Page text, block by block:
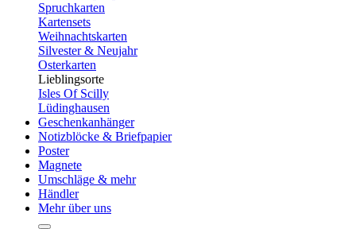
Spruchkarten
Kartensets
Weihnachtskarten
Silvester & Neujahr
Osterkarten
Lieblingsorte
Isles Of Scilly
Lüdinghausen
Geschenkanhänger
Notizblöcke & Briefpapier
Poster
Magnete
Umschläge & mehr
Händler
Mehr über uns